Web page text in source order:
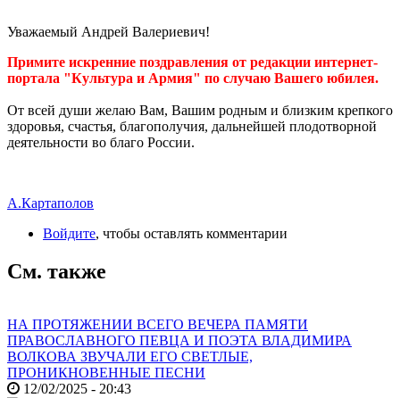
Уважаемый Андрей Валериевич!
Примите искренние поздравления от редакции интернет-
портала "Культура и Армия" по случаю Вашего юбилея.
От всей души желаю Вам, Вашим родным и близким крепкого
здоровья, счастья, благополучия, дальнейшей плодотворной
деятельности во благо России.
А.Картаполов
Войдите, чтобы оставлять комментарии
См. также
НА ПРОТЯЖЕНИИ ВСЕГО ВЕЧЕРА ПАМЯТИ
ПРАВОСЛАВНОГО ПЕВЦА И ПОЭТА ВЛАДИМИРА
ВОЛКОВА ЗВУЧАЛИ ЕГО СВЕТЛЫЕ,
ПРОНИКНОВЕННЫЕ ПЕСНИ
12/02/2025 - 20:43